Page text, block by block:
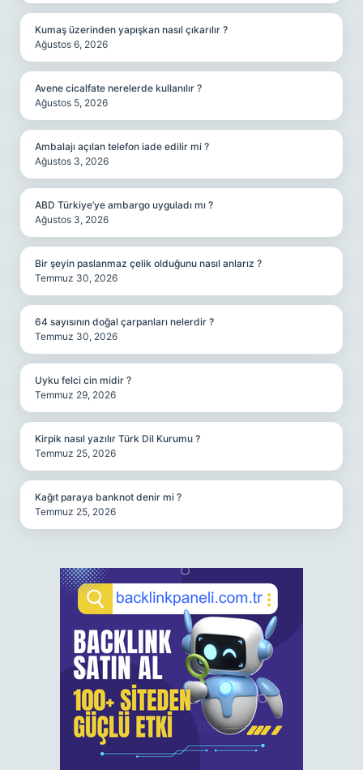
Kumaş üzerinden yapışkan nasıl çıkarılır ?
Ağustos 6, 2026
Avene cicalfate nerelerde kullanılır ?
Ağustos 5, 2026
Ambalajı açılan telefon iade edilir mi ?
Ağustos 3, 2026
ABD Türkiye’ye ambargo uyguladı mı ?
Ağustos 3, 2026
Bir şeyin paslanmaz çelik olduğunu nasıl anlarız ?
Temmuz 30, 2026
64 sayısının doğal çarpanları nelerdir ?
Temmuz 30, 2026
Uyku felci cin midir ?
Temmuz 29, 2026
Kirpik nasıl yazılır Türk Dil Kurumu ?
Temmuz 25, 2026
Kağıt paraya banknot denir mi ?
Temmuz 25, 2026